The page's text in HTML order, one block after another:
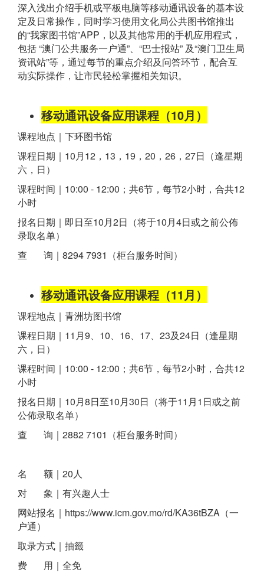
深入浅出介绍手机或平板电脑等移动通讯设备的基本设
定及日常操作，同时学习使用文化局公共图书馆推出
的“我家图书馆”APP，以及其他常用的手机应用程式，
包括 “澳门公共服务一户通”、“巴士报站” 及“澳门卫生局
资讯站”等，通过每节的重点介绍及问答环节，配合互
动实际操作，让市民轻松掌握相关知识。
移动通讯设备应用课程（10月）
课程地点｜下环图书馆
课程日期｜10月12，13，19，20，26，27日（逢星期
六，日）
课程时间｜10:00 - 12:00；共6节，每节2小时，合共12
小时
报名日期｜即日至10月2日（将于10月4日或之前公佈
录取名单）
查 询｜8294 7931（柜台服务时间）
移动通讯设备应用课程（11月）
课程地点 ｜ 青洲坊图书馆
课程日期｜11月9、10、16、17、23及24日（逢星期
六，日）
课程时间｜10:00 - 12:00；共6节，每节2小时，合共12
小时
报名日期｜10月8日至10月30日（将于11月1日或之前
公佈录取名单）
查 询｜2882 7101（柜台服务时间）
名 额｜20人
对 象｜有兴趣人士
网站报名｜https://www.icm.gov.mo/rd/KA36tBZA（一
户通）
取录方式｜抽籤
费 用｜全免